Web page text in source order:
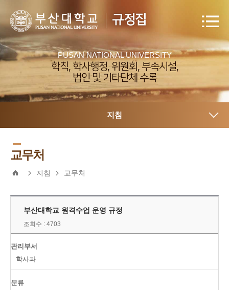
규정집
PUSAN NATIONAL UNIVERSITY
학칙, 학사행정, 위원회, 부속시설,
법인 및 기타단체 수록
지침
교무처
지침 교무처
부산대학교 원격수업 운영 규정
조회수 : 4703
관리부서
학사과
분류